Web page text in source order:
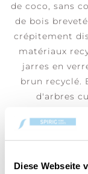
Diese Webseite
de coco, sans
de bois
crépitement
matériaux
jarres en
brun recyclé.
d'arbres